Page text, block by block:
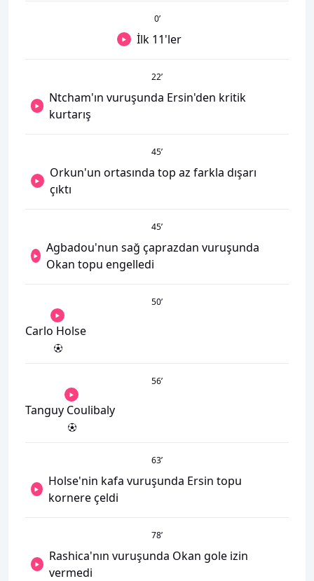
0’
İlk 11'ler
22’
Ntcham'ın vuruşunda Ersin'den kritik
kurtarış
45’
Orkun'un ortasında top az farkla dışarı
çıktı
45’
Agbadou'nun sağ çaprazdan vuruşunda
Okan topu engelledi
50’
Carlo Holse
56’
Tanguy Coulibaly
63’
Holse'nin kafa vuruşunda Ersin topu
kornere çeldi
78’
Rashica'nın vuruşunda Okan gole izin
vermedi